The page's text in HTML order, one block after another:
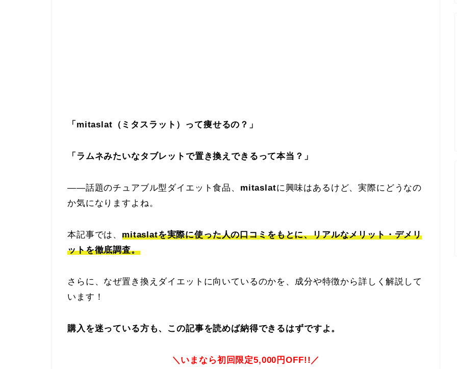
「mitaslat（ミタスラット）って痩せるの？」
「ラムネみたいなタブレットで置き換えできるって本当？」
——話題のチュアブル型ダイエット食品、 mitaslatに興味はあるけど、実際にどうなの
か気になりますよね。
本記事では、mitaslatを実際に使った人の口コミをもとに、リアルなメリット・デメリ
ットを徹底調査。
さらに、なぜ置き換えダイエットに向いているのかを、成分や特徴から詳しく解説して
います！
購入を迷っている方も、この記事を読めば納得できるはずですよ。
＼いまなら初回限定5,000円OFF!!／